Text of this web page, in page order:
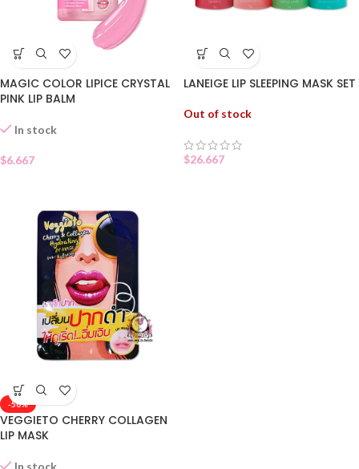
MAGIC COLOR LIPICE CRYSTAL
PINK LIP BALM
In stock
$6.667
LANEIGE LIP SLEEPING MASK SET
Out of stock
$26.667
-50%
VEGGIETO CHERRY COLLAGEN
LIP MASK
In stock